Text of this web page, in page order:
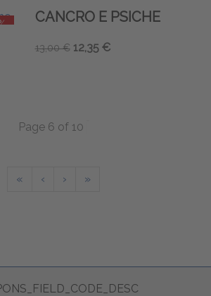
CANCRO E PSICHE
13,00 € 12,35 €
Page 6 of 10
« ‹ › »